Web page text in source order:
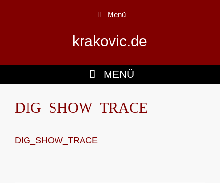
Menü
krakovic.de
MENÜ
DIG_SHOW_TRACE
DIG_SHOW_TRACE